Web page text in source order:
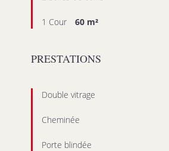
1 Cour 60 m²
PRESTATIONS
Double vitrage
Cheminée
Porte blindée